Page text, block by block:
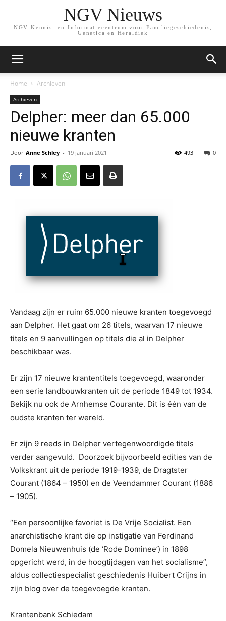
NGV Nieuws
NGV Kennis- en Informatiecentrum voor Familiegeschiedenis,
Genetica en Heraldiek
Home Archieven
Archieven
Delpher: meer dan 65.000
nieuwe kranten
Door Anne Schley - 19 januari 2021 0
493
Vandaag zijn er ruim 65.000 nieuwe kranten toegevoegd
aan Delpher. Het gaat om 26 titels, waarvan 17 nieuwe
titels en 9 aanvullingen op titels die al in Delpher
beschikbaar was.
Er zijn 17 nieuwe krantentitels toegevoegd, waaronder
een serie landbouwkranten uit de periode 1849 tot 1934.
Bekijk nu ook de Arnhemse Courante. Dit is één van de
oudste kranten ter wereld.
Er zijn 9 reeds in Delpher vertegenwoordigde titels
verder aangevuld. Doorzoek bijvoorbeeld edities van de
Volkskrant uit de periode 1919-1939, de Dragtster
Courant (1864 – 1950) en de Veendammer Courant (1886
– 1905).
“Een persoonlijke favoriet is De Vrije Socialist. Een
anarchistische krant die op instigatie van Ferdinand
Domela Nieuwenhuis (de ‘Rode Dominee’) in 1898
opgericht werd, in de hoogtijdagen van het socialisme”,
aldus collectiespecialist geschiedenis Huibert Crijns in
zijn blog over de toegevoegde kranten.
Krantenbank Schiedam